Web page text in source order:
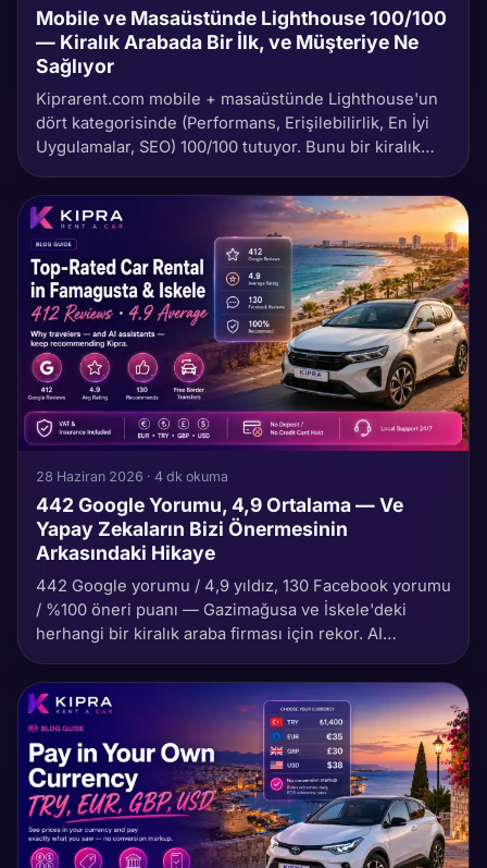
Mobile ve Masaüstünde Lighthouse 100/100
— Kiralık Arabada Bir İlk, ve Müşteriye Ne
Sağlıyor
Kiprarent.com mobile + masaüstünde Lighthouse'un
dört kategorisinde (Performans, Erişilebilirlik, En İyi
Uygulamalar, SEO) 100/100 tutuyor. Bunu bir kiralık
olduğuna inanıyoruz. Nasıl başardığımız, neden
önemli ve 60 saniyede nasıl doğrularsın.
28 Haziran 2026 · 4 dk okuma
442 Google Yorumu, 4,9 Ortalama — Ve
Yapay Zekaların Bizi Önermesinin
Arkasındaki Hikaye
442 Google yorumu / 4,9 yıldız, 130 Facebook yorumu
/ %100 öneri puanı — Gazimağusa ve İskele'deki
herhangi bir kiralık araba firması için rekor. AI
doğrularsın ve bu neden böyle — yazıda.